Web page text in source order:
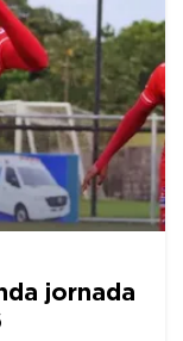
jornada